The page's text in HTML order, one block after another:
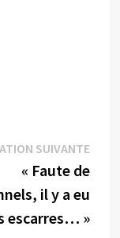
SUIVANTE
« Faute de
il y a eu
escarres… »